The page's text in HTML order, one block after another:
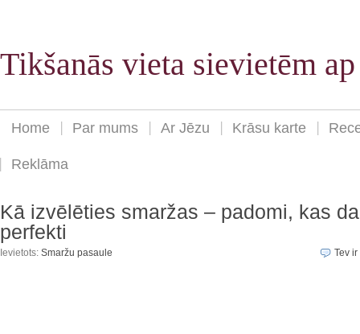
Tikšanās vieta sievietēm
Home Par mums Ar Jēzu Krāsu karte
Reklāma
Kā izvēlēties smaržas – padomi, kas
perfekti
Ievietots: Smaržu pasaule Tev ir